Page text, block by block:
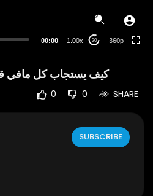
00:00 1.00x 20 360p
0 0 SHARE
SUBSCRIBE